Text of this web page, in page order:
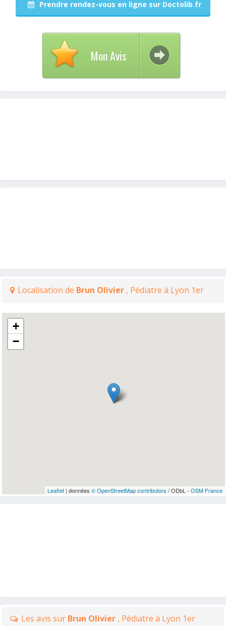
Prendre rendez-vous en ligne sur Doctolib.fr
Mon Avis
Localisation de Brun Olivier , Pédiatre à Lyon 1er
+
−
Leaflet| données © OpenStreetMap contributors / ODbL - OSM France
Les avis sur Brun Olivier , Pédiatre à Lyon 1er